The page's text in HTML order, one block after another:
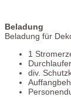
Beladung
Beladung für
1
div.